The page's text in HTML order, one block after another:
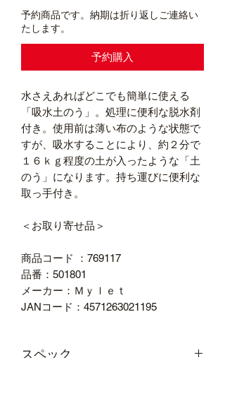
予約商品です。納期は折り返しご連絡い
たします。
予約購入
水さえあればどこでも簡単に使える
「吸水土のう」。処理に便利な脱水剤
付き。使用前は薄い布のような状態で
すが、吸水することにより、約２分で
１６ｋｇ程度の土が入ったような「土
のう」になります。持ち運びに便利な
取っ手付き。
＜お取り寄せ品＞
商品コード ：769117
品番：501801
メーカー：Ｍｙｌｅｔ
JANコード：4571263021195
スペック